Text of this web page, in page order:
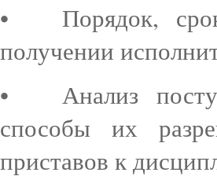
•
Порядок,
получении
•
Анализ
способы их
приставов к